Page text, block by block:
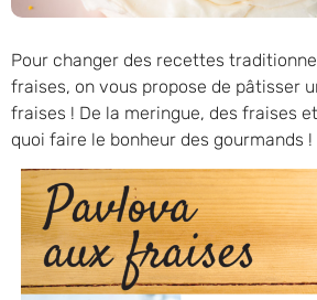
Pour changer des recettes
fraises, on vous propose de pâtisser
fraises ! De la meringue, des fraises
quoi faire le bonheur des gourmands !